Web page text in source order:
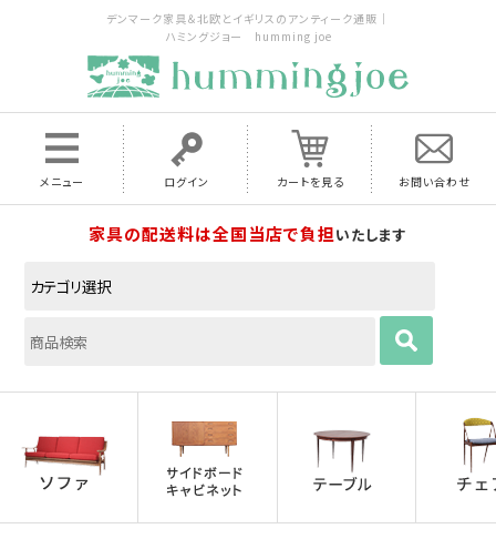
デンマーク家具＆北欧とイギリスのアンティーク通販｜
ハミングジョー humming joe
メニュー ログイン カートを見る お問い合わせ
家具の配送料は全国当店で負担いたします